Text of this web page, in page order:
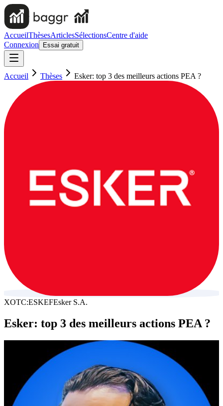
AccueilThèsesArticlesSélectionsCentre d'aide
Connexion
Essai gratuit
Accueil Thèses Esker: top 3 des meilleurs actions PEA ?
XOTC:ESKEFEsker S.A.
Esker: top 3 des meilleurs actions PEA ?